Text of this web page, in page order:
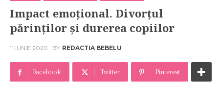
Impact emoțional. Divorțul
părinților și durerea copiilor
11 IUNIE 2020 BY REDACTIA BEBELU
Facebook Twitter Pinterest